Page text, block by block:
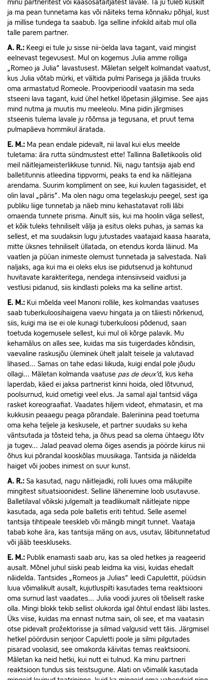
minu partneritest või kaasosatäitjatest lavale. Ta ju tuleb kuskilt
ja ma pean tunnetama kas või näiteks tema kõnnaku põhjal, kust
ja millise tundega ta saabub. Iga selline infokild aitab mul olla
talle parem partner.
A. R.: Keegi ei tule ju sisse nii-öelda lava tagant, vaid mingist
eelnevast tegevusest. Mul on kogemus Julia amme rolliga
„Romeo ja Julia” lavastusest. Mäletan selgelt kolmandat vaatust,
kus Julia võtab mürki, et vältida pulmi Parisega ja jääda truuks
oma armastatud Romeole. Prooviperioodil vaatasin ma seda
stseeni lava tagant, kuid ühel hetkel lõpetasin jälgimise. See ajas
mind nutma ja muutis mu meeleolu. Mina pidin järgmises
stseenis tulema lavale ju rõõmsa ja tegusana, et pruut tema
pulmapäeva hommikul äratada.
E. M.: Ma pean endale pidevalt, nii laval kui elus meelde
tuletama: ära rutta sündmustest ette! Tallinna Balletikoolis olid
meil näitlejameisterlikkuse tunnid. Nii, nagu tantsija ajab end
balletitunnis atleedina tippvormi, peaks ta end ka näitlejana
arendama. Suurim kompliment on see, kui kuulen tagasisidet, et
olin laval „päris”. Ma olen nagu oma tegelaskuju peegel, sest iga
publiku liige tunnetab ja näeb minu kehastatavat rolli läbi
omaenda tunnete prisma. Ainult siis, kui ma hoolin väga sellest,
et kõik tuleks tehniliselt välja ja esitus oleks puhas, ja samas ka
sellest, et ma suudaksin lugu jutustades vaatajaid kaasa haarata,
mitte üksnes tehniliselt üllatada, on etendus korda läinud. Ma
vaatlen ja püüan inimeste olemust tunnetada ja salvestada. Nali
naljaks, aga kui ma ei oleks elus ise pidutsenud ja kohtunud
huvitavate karakteritega, nendega intensiivseid vaidlusi ja
vestlusi pidanud, siis kindlasti poleks ma ka selline artist.
E. M.: Kui mõelda veel Manoni rollile, kes kolmandas vaatuses
saab tuberkuloosihaigena vaevu hingata ja on täiesti nõrkenud,
siis, kuigi ma ise ei ole kunagi tuberkuloosi põdenud, saan
toetuda kogemusele sellest, kui mul oli kõrge palavik. Mu
kehamälus on alles see, kuidas ma siis tuigerdades kõndisin,
vaevaline raskusjõu üleminek ühelt jalalt teisele ja valutavad
lihased… Samas on tahe edasi liikuda, kuigi endal pole jõudu
ollagi… Mäletan kolmanda vaatuse pas de deux’d , kus keha
laperdab, käed ei jaksa partnerist kinni hoida, oled lõtvunud,
poolsurnud, kuid ometigi veel elus. Ja samal ajal tantsid väga
rasket koreograafiat. Vaadates hiljem videot, ehmatasin, et ma
kukkusin peaaegu peaga põrandale. Baleriinina pead toetuma
oma keha teljele ja keskusele, et partner suudaks su keha
väntsutada ja tõsteid teha, ja õhus pead sa olema ühtaegu lõtv
ja tugev… Jalad peavad olema õiges asendis ja pöörde kiirus nii
õhus kui põrandal kooskõlas muusikaga. Tantsida ja näidelda
haiget või joobes inimest on suur kunst.
A. R.: Sa kasutad, nagu näitlejadki, rolli luues oma mälupilte
mingitest situatsioonidest. Selline lähenemine loob usutavuse.
Balletilaval võikski julgemalt ja teadlikumalt näitlejate nippe
kasutada, aga seda pole balletis eriti tehtud. Selle asemel
tantsija tihtipeale teeskleb või mängib mingit tunnet. Vaataja
tabab kohe ära, kas tantsija mäng on aus, usutav, läbitunnetatud
või jääb teeskluseks.
E. M.: Publik enamasti saab aru, kas sa oled hetkes ja reageerid
ausalt. Mõnel juhul siiski peab leidma ka viisi, kuidas ehedalt
näidelda. Tantsides „Romeos ja Julias” leedi Capulettit, püüdsin
luua võimalikult ausalt, kujutluspilti kasutades tema reaktsiooni
oma surnud last vaadates… Julia voodi juures oli tõeliselt raske
olla. Mingi blokk tekib sellist olukorda igal õhtul endast läbi lastes.
Üks viise, kuidas ma ennast nutma sain, oli see, et ma vaatasin
otse pidevalt prožektorisse ja silmad valgusid vett täis. Järgmisel
hetkel pöördusin senjoor Capuletti poole ja silmi pilgutades
pisarad voolasid, see omakorda käivitas temas reaktsiooni.
Mäletan ka neid hetki, kui nutt ei tulnud. Ka minu partneri
reaktsioon tundus siis teistsugune. Alati on võimalik kasutada